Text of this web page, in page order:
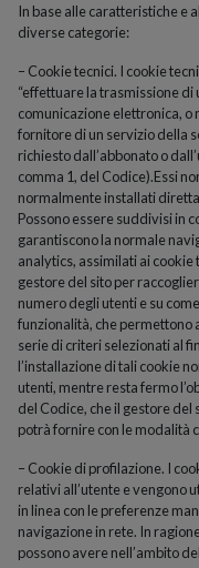
In base alle caratteristiche e
diverse categorie:
– Cookie tecnici. I cookie
“effettuare la trasmissione di
comunicazione elettronica,
fornitore di un servizio della
richiesto dall’abbonato o
comma 1, del Codice).Essi
normalmente installati
Possono essere suddivisi in
garantiscono la normale
analytics, assimilati ai
gestore del sito per
numero degli utenti e su
funzionalità, che permettono
serie di criteri selezionati al
l’installazione di tali cookie
utenti, mentre resta fermo
del Codice, che il gestore
potrà fornire con le modalità
– Cookie di profilazione. I
relativi all’utente e vengono
in linea con le preferenze
navigazione in rete. In
possono avere nell’ambito